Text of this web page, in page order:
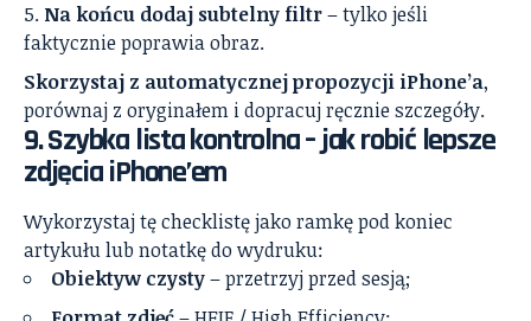
Na końcu dodaj subtelny filtr– tylko jeśli
faktycznie poprawia obraz.
Skorzystaj z automatycznej propozycji iPhone’a,
porównaj z oryginałem i dopracuj ręcznie szczegóły.
9. Szybka lista kontrolna – jak robić lepsze
zdjęcia iPhone’em
Wykorzystaj tę checklistę jako ramkę pod koniec
artykułu lub notatkę do wydruku:
Obiektyw czysty– przetrzyj przed sesją;